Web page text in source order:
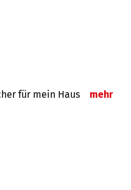
für mein Haus mehr